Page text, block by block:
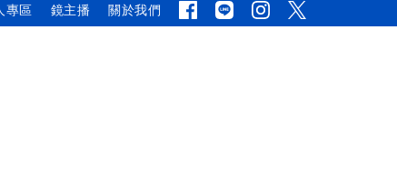
專區 鏡主播 關於我們